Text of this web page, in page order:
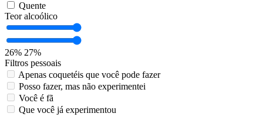
Quente
Teor alcoólico
26% 27%
Filtros pessoais
Apenas coquetéis que você pode fazer
Posso fazer, mas não experimentei
Você é fã
Que você já experimentou